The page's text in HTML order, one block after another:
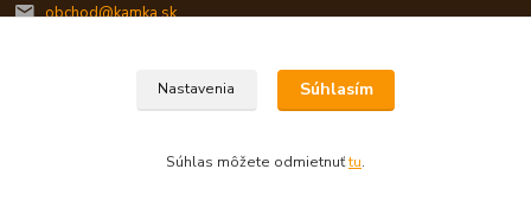
obchod@kamka.sk
Nastavenia Súhlasím
Súhlas môžete odmietnuťtu.